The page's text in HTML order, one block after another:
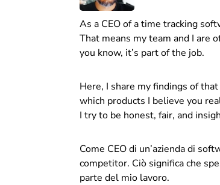
As a CEO of a time tracking
That means my team and I are
you know, it’s part of the job.
Here, I share my findings of
which products I believe you
I try to be honest, fair, and
Come CEO di un’azienda di
competitor. Ciò significa che
parte del mio lavoro.